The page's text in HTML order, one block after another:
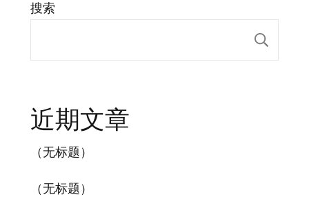
搜索
近期文章
（无标题）
（无标题）